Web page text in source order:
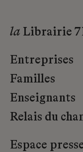
la Librairie
Entreprises
Familles
Enseignants
Relais du
Espace